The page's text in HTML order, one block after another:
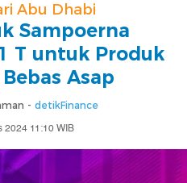
Abu Dhabi
Sampoerna
T untuk Produk
Asap
- detikFinance
2024 11:10 WIB